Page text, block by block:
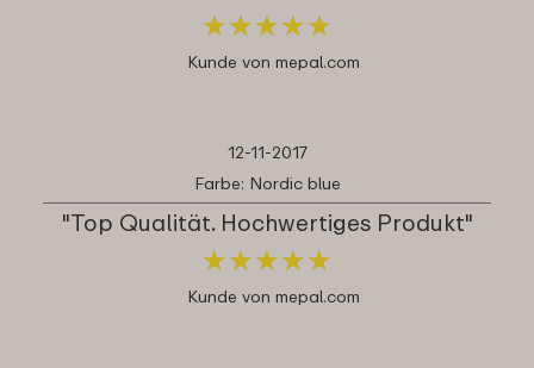
★★★★★
★★★★★
Kunde von mepal.com
12-11-2017
Farbe: Nordic blue
"Top Qualität. Hochwertiges Produkt"
★★★★★
★★★★★
Kunde von mepal.com